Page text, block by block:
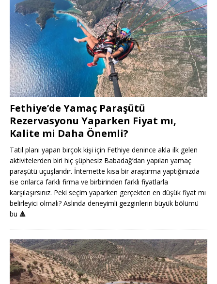
Fethiye’de Yamaç Paraşütü
Rezervasyonu Yaparken Fiyat mı,
Kalite mi Daha Önemli?
Tatil planı yapan birçok kişi için Fethiye denince akla ilk gelen
aktivitelerden biri hiç şüphesiz Babadağ’dan yapılan yamaç
paraşütü uçuşlarıdır. İnternette kısa bir araştırma yaptığınızda
ise onlarca farklı firma ve birbirinden farklı fiyatlarla
karşılaşırsınız. Peki seçim yaparken gerçekten en düşük fiyat mı
belirleyici olmalı? Aslında deneyimli gezginlerin büyük bölümü
bu 🔺